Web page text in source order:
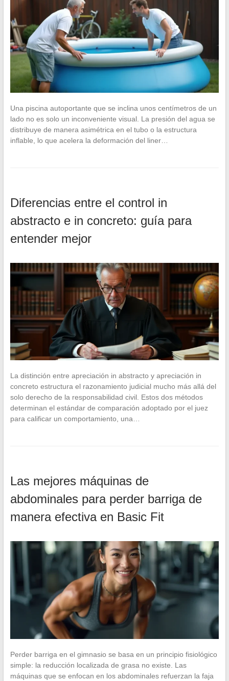
Una piscina autoportante que se inclina unos centímetros de un
lado no es solo un inconveniente visual. La presión del agua se
distribuye de manera asimétrica en el tubo o la estructura
inflable, lo que acelera la deformación del liner…
Diferencias entre el control in
abstracto e in concreto: guía para
entender mejor
La distinción entre apreciación in abstracto y apreciación in
concreto estructura el razonamiento judicial mucho más allá del
solo derecho de la responsabilidad civil. Estos dos métodos
determinan el estándar de comparación adoptado por el juez
para calificar un comportamiento, una…
Las mejores máquinas de
abdominales para perder barriga de
manera efectiva en Basic Fit
Perder barriga en el gimnasio se basa en un principio fisiológico
simple: la reducción localizada de grasa no existe. Las
máquinas que se enfocan en los abdominales refuerzan la faja